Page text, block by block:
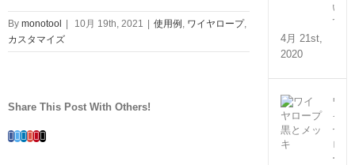
By monotool | 10月 19th, 2021 | 使用例 ワイヤロープ,
カスタマイズ
Share This Post With Others!
Facebook
Twitter
Linkedin
Google+
Pinterest
Email
い
て
4月 21st,
2020
ワ
イ
ヤ
ロ
ー